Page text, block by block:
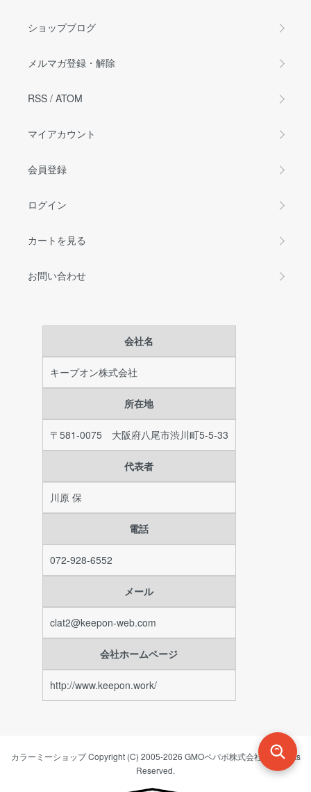
ショップブログ
メルマガ登録・解除
RSS / ATOM
マイアカウント
会員登録
ログイン
カートを見る
お問い合わせ
会社名
キープオン株式会社
所在地
〒581-0075 大阪府八尾市渋川町5-5-33
代表者
川原 保
電話
072-928-6552
メール
clat2@keepon-web.com
会社ホームページ
http://www.keepon.work/
カラーミーショップCopyright (C) 2005-2026 GMOペパボ株式会社
All Rights
Reserved.